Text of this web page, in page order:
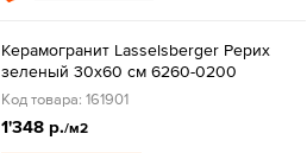
Керамогранит Lasselsberger Рерих
зеленый 30x60 см 6260-0200
Код товара: 161901
1'348 р./м2